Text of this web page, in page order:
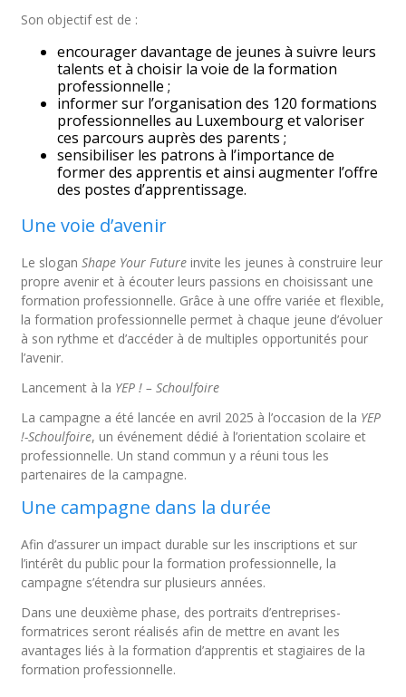
Son objectif est de :
encourager davantage de jeunes à suivre leurs
talents et à choisir la voie de la formation
professionnelle ;
informer sur l’organisation des 120 formations
professionnelles au Luxembourg et valoriser
ces parcours auprès des parents ;
sensibiliser les patrons à l’importance de
former des apprentis et ainsi augmenter l’offre
des postes d’apprentissage.
Une voie d’avenir
Le sloganShape Your Future invite les jeunes à construire leur
propre avenir et à écouter leurs passions en choisissant une
formation professionnelle. Grâce à une offre variée et flexible,
la formation professionnelle permet à chaque jeune d’évoluer
à son rythme et d’accéder à de multiples opportunités pour
l’avenir.
Lancement à la YEP ! – Schoulfoire
La campagne a été lancée en avril 2025 à l’occasion de la YEP
!-Schoulfoire, un événement dédié à l’orientation scolaire et
professionnelle. Un stand commun y a réuni tous les
partenaires de la campagne.
Une campagne dans la durée
Afin d’assurer un impact durable sur les inscriptions et sur
l’intérêt du public pour la formation professionnelle, la
campagne s’étendra sur plusieurs années.
Dans une deuxième phase, des portraits d’entreprises-
formatrices seront réalisés afin de mettre en avant les
avantages liés à la formation d’apprentis et stagiaires de la
formation professionnelle.